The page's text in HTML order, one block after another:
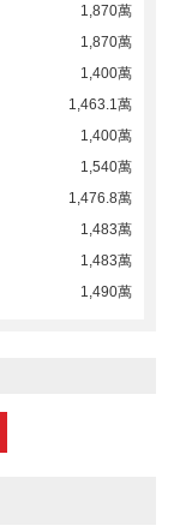
1,870萬
1,870萬
1,400萬
1,463.1萬
1,400萬
1,540萬
1,476.8萬
1,483萬
1,483萬
1,490萬